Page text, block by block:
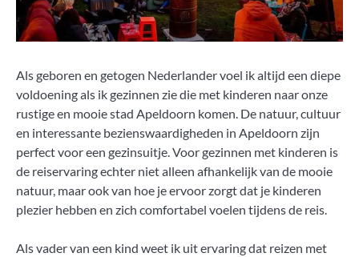
Als geboren en getogen Nederlander voel ik altijd een diepe
voldoening als ik gezinnen zie die met kinderen naar onze
rustige en mooie stad Apeldoorn komen. De natuur, cultuur
en interessante bezienswaardigheden in Apeldoorn zijn
perfect voor een gezinsuitje. Voor gezinnen met kinderen is
de reiservaring echter niet alleen afhankelijk van de mooie
natuur, maar ook van hoe je ervoor zorgt dat je kinderen
plezier hebben en zich comfortabel voelen tijdens de reis.
Als vader van een kind weet ik uit ervaring dat reizen met